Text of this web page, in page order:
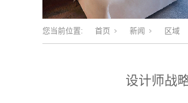
您当前位置: 首页 新闻 区域
设计师战